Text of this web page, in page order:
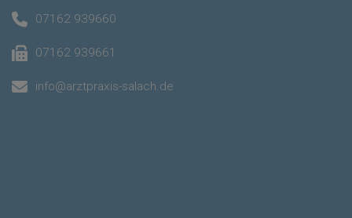
07162 939660
07162 939661
info@arztpraxis-salach.de